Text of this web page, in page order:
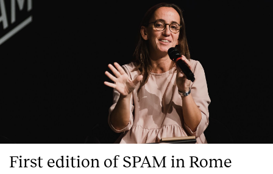
First edition of SPAM in Rome